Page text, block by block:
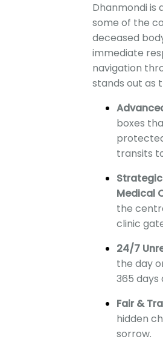
Dhanmondi is
some of the
deceased
immediate
navigation
stands out as
boxes
transits
Medical
the
clinic
24/7
the day
365 days
Fair &
hidden
sorrow.